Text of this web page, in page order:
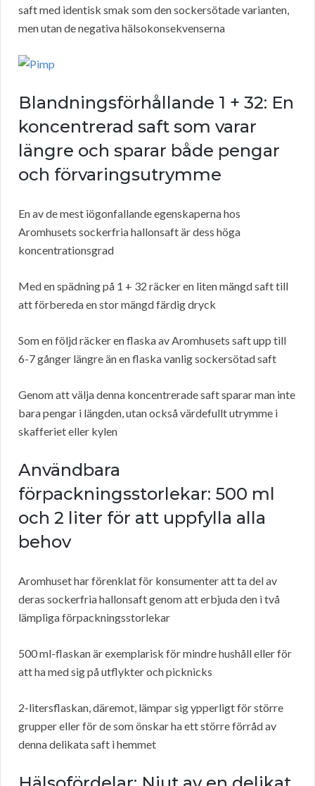
saft med identisk smak som den sockersötade varianten,
men utan de negativa hälsokonsekvenserna
Blandningsförhållande 1 + 32: En
koncentrerad saft som varar
längre och sparar både pengar
och förvaringsutrymme
En av de mest iögonfallande egenskaperna hos
Aromhusets sockerfria hallonsaft är dess höga
koncentrationsgrad
Med en spädning på 1 + 32 räcker en liten mängd saft till
att förbereda en stor mängd färdig dryck
Som en följd räcker en flaska av Aromhusets saft upp till
6-7 gånger längre än en flaska vanlig sockersötad saft
Genom att välja denna koncentrerade saft sparar man inte
bara pengar i längden, utan också värdefullt utrymme i
skafferiet eller kylen
Användbara
förpackningsstorlekar: 500 ml
och 2 liter för att uppfylla alla
behov
Aromhuset har förenklat för konsumenter att ta del av
deras sockerfria hallonsaft genom att erbjuda den i två
lämpliga förpackningsstorlekar
500 ml-flaskan är exemplarisk för mindre hushåll eller för
att ha med sig på utflykter och picknicks
2-litersflaskan, däremot, lämpar sig ypperligt för större
grupper eller för de som önskar ha ett större förråd av
denna delikata saft i hemmet